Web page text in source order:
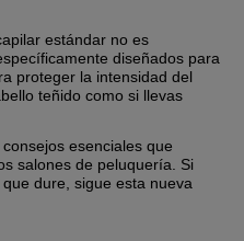
estándar no es
diseñados para
proteger la intensidad del
teñido como si llevas
esenciales que
salones de peluquería. Si
dure, sigue esta nueva